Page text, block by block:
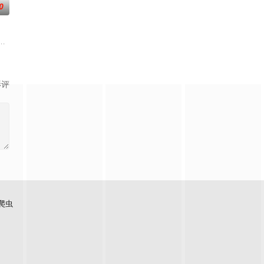
何廣沛、林正峰結伴出團
樞紐，擁有現代化的貨運設施，加上空運貨站處理貨物的雄厚
评
虫